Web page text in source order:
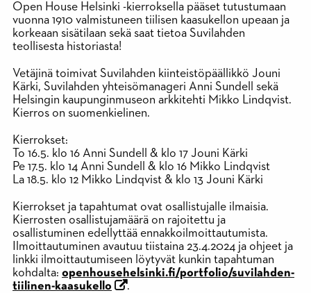
Open House Helsinki -kierroksella pääset tutustumaan
vuonna 1910 valmistuneen tiilisen kaasukellon upeaan ja
korkeaan sisätilaan sekä saat tietoa Suvilahden
teollisesta historiasta!
Vetäjinä toimivat Suvilahden kiinteistöpäällikkö Jouni
Kärki, Suvilahden yhteisömanageri Anni Sundell sekä
Helsingin kaupunginmuseon arkkitehti Mikko Lindqvist.
Kierros on suomenkielinen.
Kierrokset:
To 16.5. klo 16 Anni Sundell & klo 17 Jouni Kärki
Pe 17.5. klo 14 Anni Sundell & klo 16 Mikko Lindqvist
La 18.5. klo 12 Mikko Lindqvist & klo 13 Jouni Kärki
Kierrokset ja tapahtumat ovat osallistujalle ilmaisia.
Kierrosten osallistujamäärä on rajoitettu ja
osallistuminen edellyttää ennakkoilmoittautumista.
Ilmoittautuminen avautuu tiistaina 23.4.2024 ja ohjeet ja
linkki ilmoittautumiseen löytyvät kunkin tapahtuman
kohdalta: openhousehelsinki.fi/portfolio/suvilahden-
tiilinen-kaasukello
.